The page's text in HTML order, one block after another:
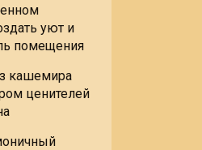
уют и
помещения
кашемира
ценителей